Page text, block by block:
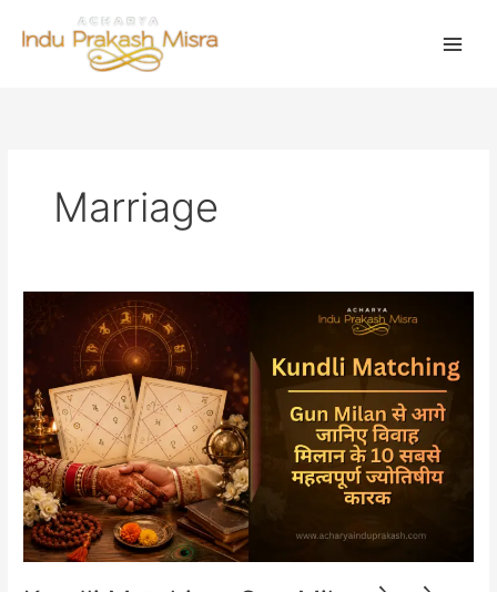
Marriage
Matching:
Gun
Milan
से
आगे
जानिए
विवाह
मिलान
के
10